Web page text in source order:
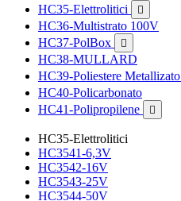
HC35-Elettrolitici

HC36-Multistrato 100V
HC37-PolBox

HC38-MULLARD
HC39-Poliestere Metallizato
HC40-Policarbonato
HC41-Polipropilene

HC35-Elettrolitici
HC3541-6,3V
HC3542-16V
HC3543-25V
HC3544-50V